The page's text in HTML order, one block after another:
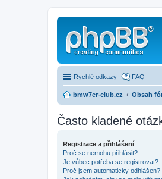
Rychlé odkazy FAQ
bmw7er-club.cz Obsah
Často kladené
Registrace a přihlášení
Proč se nemohu přihlásit?
Je vůbec potřeba se registrovat?
Proč jsem automaticky odhlášen?